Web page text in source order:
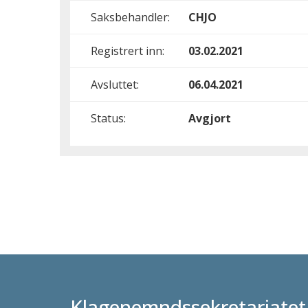
Saksbehandler: CHJO
Registrert inn: 03.02.2021
Avsluttet: 06.04.2021
Status: Avgjort